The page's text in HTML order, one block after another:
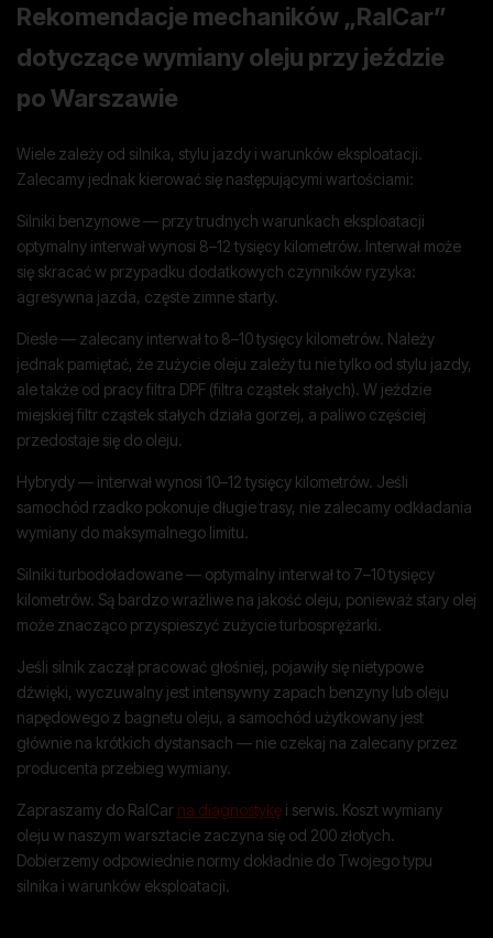
Rekomendacje mechaników „RalCar”
dotyczące wymiany oleju przy jeździe
po Warszawie
Wiele zależy od silnika, stylu jazdy i warunków eksploatacji.
Zalecamy jednak kierować się następującymi wartościami:
Silniki benzynowe — przy trudnych warunkach eksploatacji
optymalny interwał wynosi 8–12 tysięcy kilometrów. Interwał może
się skracać w przypadku dodatkowych czynników ryzyka:
agresywna jazda, częste zimne starty.
Diesle — zalecany interwał to 8–10 tysięcy kilometrów. Należy
jednak pamiętać, że zużycie oleju zależy tu nie tylko od stylu jazdy,
ale także od pracy filtra DPF (filtra cząstek stałych). W jeździe
miejskiej filtr cząstek stałych działa gorzej, a paliwo częściej
przedostaje się do oleju.
Hybrydy — interwał wynosi 10–12 tysięcy kilometrów. Jeśli
samochód rzadko pokonuje długie trasy, nie zalecamy odkładania
wymiany do maksymalnego limitu.
Silniki turbodoładowane — optymalny interwał to 7–10 tysięcy
kilometrów. Są bardzo wrażliwe na jakość oleju, ponieważ stary olej
może znacząco przyspieszyć zużycie turbosprężarki.
Jeśli silnik zaczął pracować głośniej, pojawiły się nietypowe
dźwięki, wyczuwalny jest intensywny zapach benzyny lub oleju
napędowego z bagnetu oleju, a samochód użytkowany jest
głównie na krótkich dystansach — nie czekaj na zalecany przez
producenta przebieg wymiany.
Zapraszamy do RalCar na diagnostykę i serwis. Koszt wymiany
oleju w naszym warsztacie zaczyna się od 200 złotych.
Dobierzemy odpowiednie normy dokładnie do Twojego typu
silnika i warunków eksploatacji.